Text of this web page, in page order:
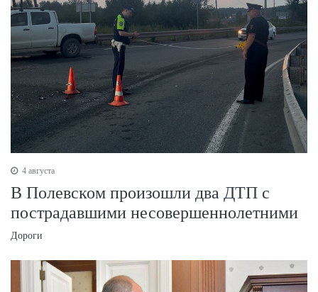
4 августа
В Полевском произошли два ДТП с
пострадавшими несовершеннолетними
Дороги